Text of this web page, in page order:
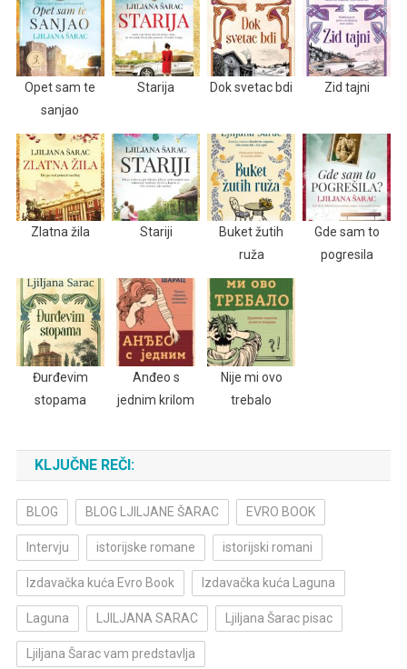
Opet sam te
sanjao
Starija Dok svetac bdi Zid tajni
Zlatna žila Stariji
Buket žutih
ruža
Gde sam to
pogresila
Đurđevim
stopama
Anđeo s
jednim krilom
Nije mi ovo
trebalo
KLJUČNE REČI:
BLOG BLOG LJILJANE ŠARAC EVRO BOOK
Intervju istorijske romane istorijski romani
Izdavačka kuća Evro Book Izdavačka kuća Laguna
Laguna LJILJANA SARAC Ljiljana Šarac pisac
Ljiljana Šarac vam predstavlja